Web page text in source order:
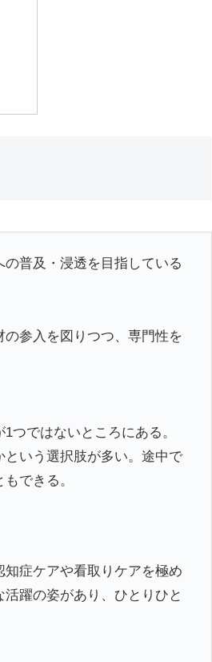
の普及・浸透を目指している
参入を図りつつ、専門性を
つではないところにある。
いう選択肢が多い。途中で
できる。
知症ケアや看取りケアを極め
躍の姿があり、ひとりひと